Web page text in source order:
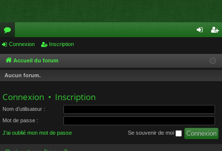
or
u
m
cri
Connexion Inscription
Accueil du forum
Aucun forum.
Connexion • Inscription
Nom d’utilisateur :
Mot de passe :
J’ai oublié mon mot de passe Se souvenir de moi